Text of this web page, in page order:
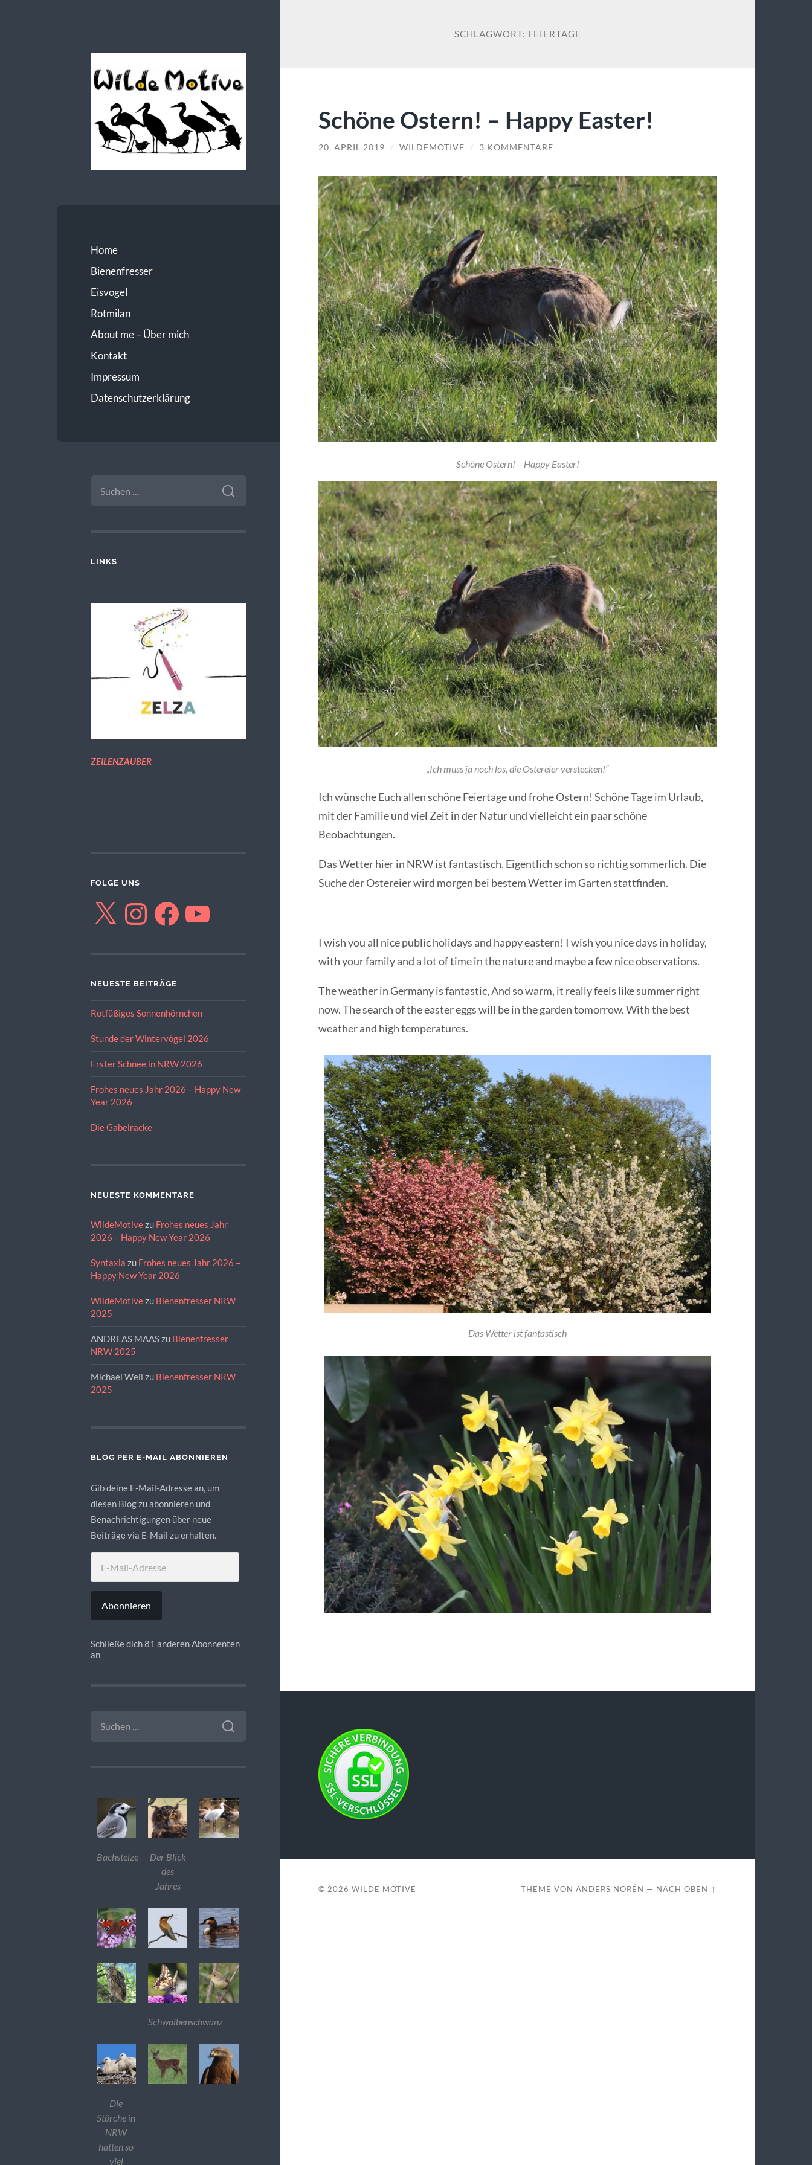
Home
Bienenfresser
Eisvogel
Rotmilan
About me – Über mich
Kontakt
Impressum
Datenschutzerklärung
NACH:
LINKS
ZEILENZAUBER
FOLGE UNS
X InstagramFacebookYouTube
NEUESTE BEITRÄGE
Rotfüßiges Sonnenhörnchen
Stunde der Wintervögel 2026
Erster Schnee in NRW 2026
Frohes neues Jahr 2026 – Happy New
Year 2026
Die Gabelracke
NEUESTE KOMMENTARE
WildeMotivezu Frohes neues Jahr
2026 – Happy New Year 2026
Syntaxia zu Frohes neues Jahr 2026 –
Happy New Year 2026
WildeMotivezu Bienenfresser NRW
2025
ANDREAS MAASzu Bienenfresser
NRW 2025
Michael Weil zu Bienenfresser NRW
2025
BLOG PER E-MAIL ABONNIEREN
Gib deine E-Mail-Adresse an, um
diesen Blog zu abonnieren und
Benachrichtigungen über neue
Beiträge via E-Mail zu erhalten.
MAIL-
ADRESSE
Abonnieren
Schließe dich 81 anderen Abonnenten
an
NACH:
Bachstelze
Der Blick
des
Jahres
Schwalbenschwanz
Die
Störche in
NRW
hatten so
viel
SCHLAGWORT: FEIERTAGE
Schöne Ostern! – Happy Easter!
20. APRIL 2019 / WILDEMOTIVE / 3 KOMMENTARE
Schöne Ostern! – Happy Easter!
„Ich muss ja noch los, die Ostereier verstecken!“
Ich wünsche Euch allen schöne Feiertage und frohe Ostern! Schöne Tage im Urlaub,
mit der Familie und viel Zeit in der Natur und vielleicht ein paar schöne
Beobachtungen.
Das Wetter hier in NRW ist fantastisch. Eigentlich schon so richtig sommerlich. Die
Suche der Ostereier wird morgen bei bestem Wetter im Garten stattfinden.
I wish you all nice public holidays and happy eastern! I wish you nice days in holiday,
with your family and a lot of time in the nature and maybe a few nice observations.
The weather in Germany is fantastic, And so warm, it really feels like summer right
now. The search of the easter eggs will be in the garden tomorrow. With the best
weather and high temperatures.
Das Wetter ist fantastisch
© 2026 WILDE MOTIVE THEME VONANDERS NORÉN — NACH OBEN ↑